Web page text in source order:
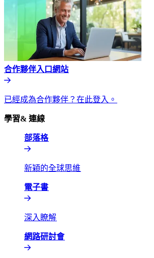
合作夥伴入口網站​​
已經成為合作夥伴？在此登入。​​
學習& 連線​​
部落格​​
新穎的全球思維​​
電子書​​
深入瞭解​​
網路研討會​​